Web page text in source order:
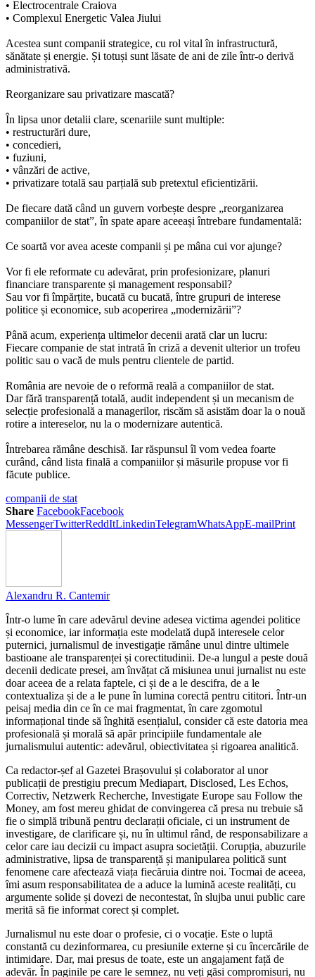
• Electrocentrale Craiova
• Complexul Energetic Valea Jiului
Acestea sunt companii strategice, cu rol vital în infrastructură,
sănătate și energie. Și totuși sunt lăsate de ani de zile într-o derivă
administrativă.
Reorganizare sau privatizare mascată?
În lipsa unor detalii clare, scenariile sunt multiple:
• restructurări dure,
• concedieri,
• fuziuni,
• vânzări de active,
• privatizare totală sau parțială sub pretextul eficientizării.
De fiecare dată când un guvern vorbește despre „reorganizarea
companiilor de stat”, în spate apare aceeași întrebare fundamentală:
Ce soartă vor avea aceste companii și pe mâna cui vor ajunge?
Vor fi ele reformate cu adevărat, prin profesionizare, planuri
financiare transparente și management responsabil?
Sau vor fi împărțite, bucată cu bucată, între grupuri de interese
politice și economice, sub acoperirea „modernizării”?
Până acum, experiența ultimelor decenii arată clar un lucru:
Fiecare companie de stat intrată în criză a devenit ulterior un trofeu
politic sau o vacă de muls pentru clientele de partid.
România are nevoie de o reformă reală a companiilor de stat.
Dar fără transparență totală, audit independent și un mecanism de
selecție profesională a managerilor, riscăm să asistăm doar la o nouă
rotire a intereselor, nu la o modernizare autentică.
Întrebarea rămâne deschisă. Iar răspunsul îl vom vedea foarte
curând, când lista finală a companiilor și măsurile propuse vor fi
făcute publice.
companii de stat
Share FacebookFacebook
MessengerTwitterReddItLinkedinTelegramWhatsAppE-mailPrint
Alexandru R. Cantemir
Într-o lume în care adevărul devine adesea victima agendei politice
și economice, iar informația este modelată după interesele celor
puternici, jurnalismul de investigație rămâne unul dintre ultimele
bastioane ale transparenței și corectitudinii. De-a lungul a peste două
decenii dedicate presei, am învățat că misiunea unui jurnalist nu este
doar aceea de a relata faptele, ci și de a le descifra, de a le
contextualiza și de a le pune în lumina corectă pentru cititori. Într-un
peisaj media din ce în ce mai fragmentat, în care zgomotul
informațional tinde să înghită esențialul, consider că este datoria mea
profesională și morală să apăr principiile fundamentale ale
jurnalismului autentic: adevărul, obiectivitatea și rigoarea analitică.
Ca redactor-șef al Gazetei Brașovului și colaborator al unor
publicații de prestigiu precum Mediapart, Disclosed, Les Echos,
Correctiv, Netzwerk Recherche, Investigate Europe sau Follow the
Money, am fost mereu ghidat de convingerea că presa nu trebuie să
fie o simplă tribună pentru declarații oficiale, ci un instrument de
investigare, de clarificare și, nu în ultimul rând, de responsabilizare a
celor care iau decizii cu impact asupra societății. Corupția, abuzurile
administrative, lipsa de transparență și manipularea politică sunt
fenomene care afectează viața fiecăruia dintre noi. Tocmai de aceea,
îmi asum responsabilitatea de a aduce la lumină aceste realități, cu
argumente solide și dovezi de necontestat, în slujba unui public care
merită să fie informat corect și complet.
Jurnalismul nu este doar o profesie, ci o vocație. Este o luptă
constantă cu dezinformarea, cu presiunile externe și cu încercările de
intimidare. Dar, mai presus de toate, este un angajament față de
adevăr. În paginile pe care le semnez, nu veți găsi compromisuri, nu